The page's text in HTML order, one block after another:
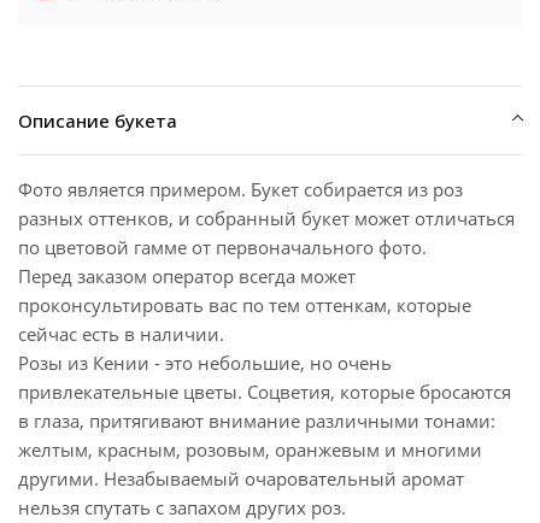
Описание букета
Фото является примером. Букет собирается из роз
разных оттенков, и собранный букет может отличаться
по цветовой гамме от первоначального фото.
Перед заказом оператор всегда может
проконсультировать вас по тем оттенкам, которые
сейчас есть в наличии.
Розы из Кении - это небольшие, но очень
привлекательные цветы. Соцветия, которые бросаются
в глаза, притягивают внимание различными тонами:
желтым, красным, розовым, оранжевым и многими
другими. Незабываемый очаровательный аромат
нельзя спутать с запахом других роз.